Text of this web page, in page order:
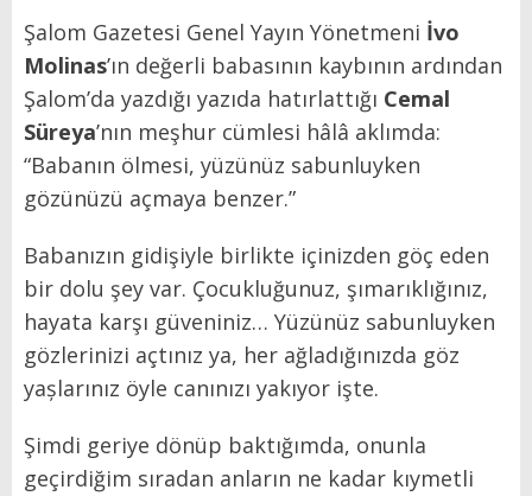
Şalom Gazetesi Genel Yayın Yönetmeni İvo
Molinas’ın değerli babasının kaybının ardından
Şalom’da yazdığı yazıda hatırlattığı Cemal
Süreya’nın meşhur cümlesi hâlâ aklımda:
“Babanın ölmesi, yüzünüz sabunluyken
gözünüzü açmaya benzer.”
Babanızın gidişiyle birlikte içinizden göç eden
bir dolu şey var. Çocukluğunuz, şımarıklığınız,
hayata karşı güveniniz… Yüzünüz sabunluyken
gözlerinizi açtınız ya, her ağladığınızda göz
yașlarınız öyle canınızı yakıyor işte.
Şimdi geriye dönüp baktığımda, onunla
geçirdiğim sıradan anların ne kadar kıymetli